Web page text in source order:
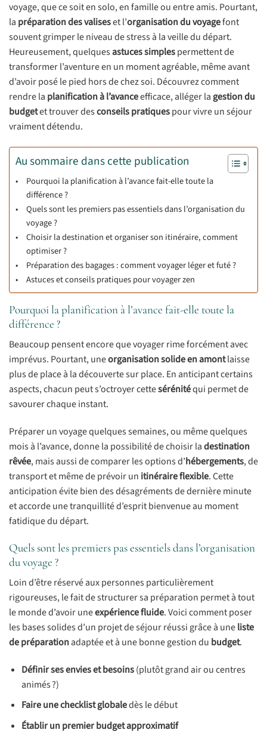
voyage, que ce soit en solo, en famille ou entre amis. Pourtant,
la préparation des valiseset l’organisation du voyagefont
souvent grimper le niveau de stress à la veille du départ.
Heureusement, quelquesastuces simplespermettent de
transformer l’aventure en un moment agréable, même avant
d’avoir posé le pied hors de chez soi. Découvrez comment
rendre la planification à l’avanceefficace, alléger lagestion du
budgetet trouver desconseils pratiquespour vivre un séjour
vraiment détendu.
Au sommaire dans cette publication
Pourquoi la planification à l’avance fait-elle toute la
différence ?
Quels sont les premiers pas essentiels dans l’organisation du
voyage ?
Choisir la destination et organiser son itinéraire, comment
optimiser ?
Préparation des bagages : comment voyager léger et futé ?
Astuces et conseils pratiques pour voyager zen
Pourquoi la planification à l’avance fait-elle toute la
différence ?
Beaucoup pensent encore que voyager rime forcément avec
imprévus. Pourtant, uneorganisation solide en amontlaisse
plus de place à la découverte sur place. En anticipant certains
aspects, chacun peut s’octroyer cettesérénitéqui permet de
savourer chaque instant.
Préparer un voyage quelques semaines, ou même quelques
mois à l’avance, donne la possibilité de choisir ladestination
rêvée, mais aussi de comparer les options d’hébergements, de
transport et même de prévoir un itinéraire flexible. Cette
anticipation évite bien des désagréments de dernière minute
et accorde une tranquillité d’esprit bienvenue au moment
fatidique du départ.
Quels sont les premiers pas essentiels dans l’organisation
du voyage ?
Loin d’être réservé aux personnes particulièrement
rigoureuses, le fait de structurer sa préparation permet à tout
le monde d’avoir uneexpérience fluide. Voici comment poser
les bases solides d’un projet de séjour réussi grâce à uneliste
de préparationadaptée et à une bonne gestion du budget.
Définir ses envies et besoins(plutôt grand air ou centres
animés ?)
Faire une checklist globaledès le début
Établir un premier budget approximatif